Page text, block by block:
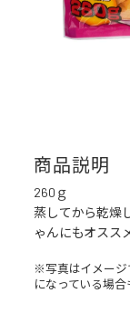
商品説明
260ｇ
蒸してから乾燥
ゃんにもオスス
※写真はイメージ
になっている場